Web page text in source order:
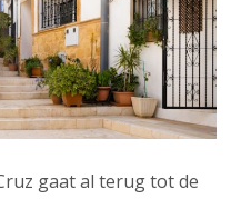
gaat al terug tot de